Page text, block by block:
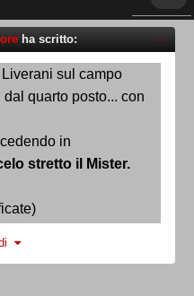
ha scritto:
sul campo
dal quarto posto... con
in
stretto il Mister.